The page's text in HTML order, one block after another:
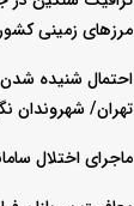
مرزهای زمینی کشور
احتمال شنیده
تهران/ شهروندان
ماجرای اختلال